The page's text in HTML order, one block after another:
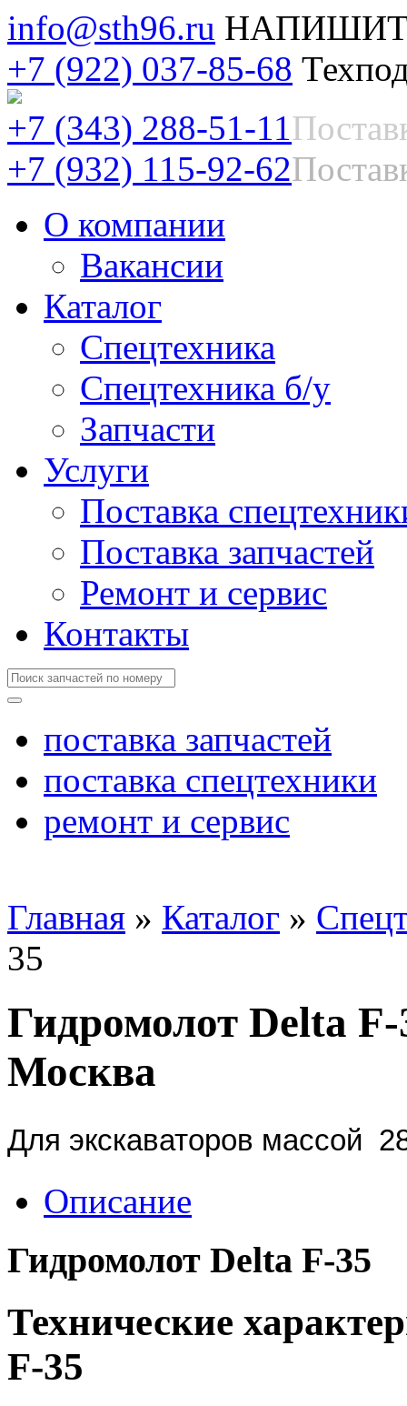
info@sth96.ru
+7 (922) 037-85-68
+7 (343) 288-51-11
+7 (932) 115-92-62
О компании
Вакансии
Каталог
Спецтехника
Спецтехника б/у
Запчасти
Услуги
Поставка
Поставка запчастей
Ремонт и сервис
Контакты
поставка запчастей
поставка спецтехники
ремонт и сервис
Главная » Каталог »
35
Гидромолот Delta F-
Москва
Для экскаваторов массой
Описание
Гидромолот Delta F-35
Технические
F-35